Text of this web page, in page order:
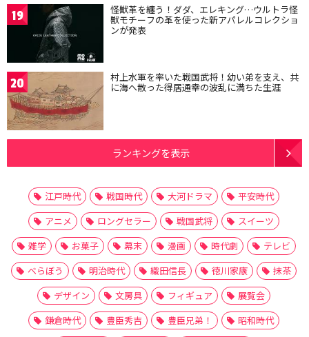
19 怪獣革を纏う！ダダ、エレキング…ウルトラ怪
獣モチーフの革を使った新アパレルコレクショ
ンが発表
20 村上水軍を率いた戦国武将！幼い弟を支え、共
に海へ散った得居通幸の波乱に満ちた生涯
ランキングを表示
江戸時代 戦国時代 大河ドラマ
平安時代
アニメ
ロングセラー 戦国武将
スイーツ
雑学
お菓子 幕末 漫画 時代劇
テレビ
べらぼう
明治時代 織田信長 徳川家康
抹茶
デザイン
文房具 フィギュア
展覧会
鎌倉時代
豊臣秀吉 豊臣兄弟！
昭和時代